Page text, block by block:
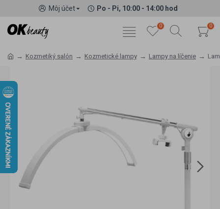
Môj účet Po - Pi, 10:00 - 14:00 hod
0 0
Kozmetiký salón Kozmetické lampy Lampy na líčenie